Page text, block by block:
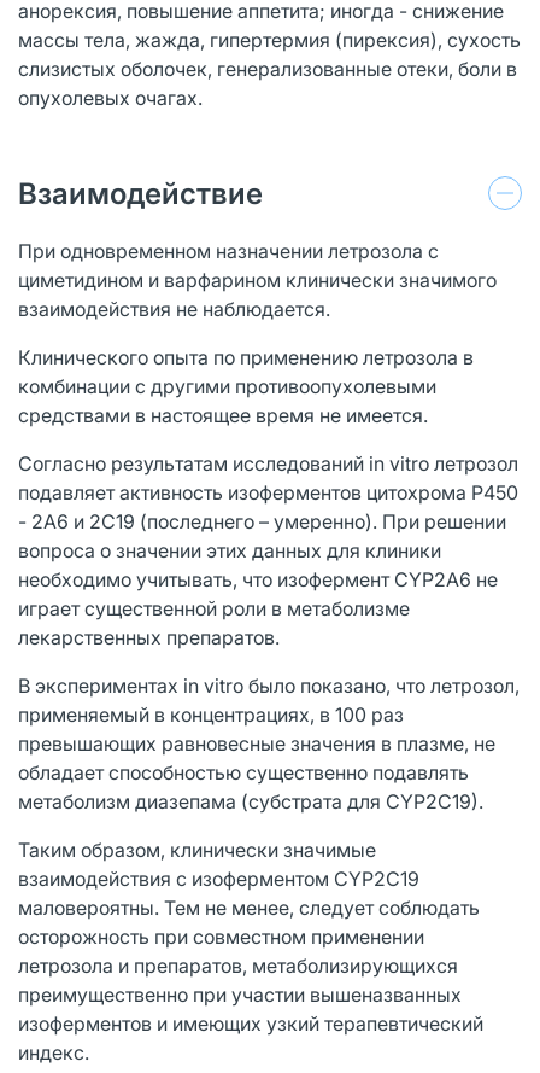
анорексия, повышение аппетита; иногда - снижение
массы тела, жажда, гипертермия (пирексия), сухость
слизистых оболочек, генерализованные отеки, боли в
опухолевых очагах.
Взаимодействие
При одновременном назначении летрозола с
циметидином и варфарином клинически значимого
взаимодействия не наблюдается.
Клинического опыта по применению летрозола в
комбинации с другими противоопухолевыми
средствами в настоящее время не имеется.
Согласно результатам исследований in vitro летрозол
подавляет активность изоферментов цитохрома Р450
- 2А6 и 2С19 (последнего – умеренно). При решении
вопроса о значении этих данных для клиники
необходимо учитывать, что изофермент CYP2A6 не
играет существенной роли в метаболизме
лекарственных препаратов.
В экспериментах in vitro было показано, что летрозол,
применяемый в концентрациях, в 100 раз
превышающих равновесные значения в плазме, не
обладает способностью существенно подавлять
метаболизм диазепама (субстрата для CYP2С19).
Таким образом, клинически значимые
взаимодействия с изоферментом CYP2С19
маловероятны. Тем не менее, следует соблюдать
осторожность при совместном применении
летрозола и препаратов, метаболизирующихся
преимущественно при участии вышеназванных
изоферментов и имеющих узкий терапевтический
индекс.